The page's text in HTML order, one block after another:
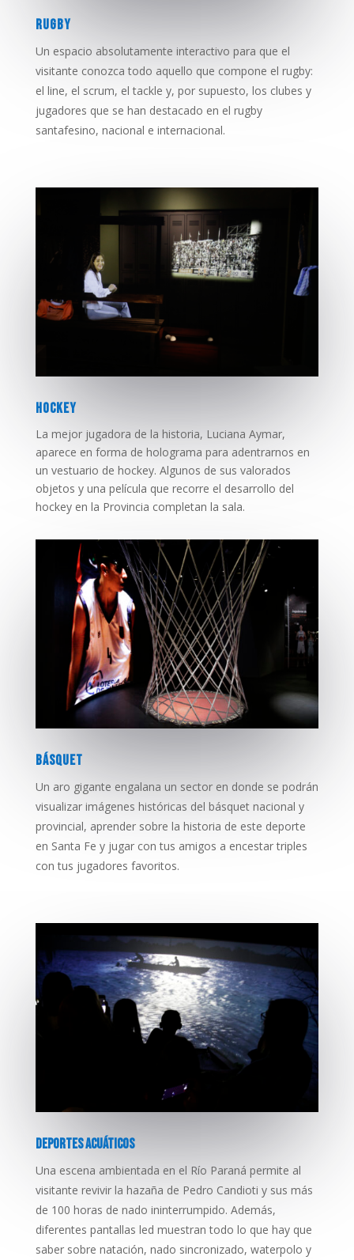
RUGBY
Un espacio absolutamente interactivo para que el
visitante conozca todo aquello que compone el rugby:
el line, el scrum, el tackle y, por supuesto, los clubes y
jugadores que se han destacado en el rugby
santafesino, nacional e internacional.
HOCKEY
La mejor jugadora de la historia, Luciana Aymar,
aparece en forma de holograma para adentrarnos en
un vestuario de hockey. Algunos de sus valorados
objetos y una película que recorre el desarrollo del
hockey en la Provincia completan la sala.
BÁSQUET
Un aro gigante engalana un sector en donde se podrán
visualizar imágenes históricas del básquet nacional y
provincial, aprender sobre la historia de este deporte
en Santa Fe y jugar con tus amigos a encestar triples
con tus jugadores favoritos.
DEPORTES ACUÁTICOS
Una escena ambientada en el Río Paraná permite al
visitante revivir la hazaña de Pedro Candioti y sus más
de 100 horas de nado ininterrumpido. Además,
diferentes pantallas led muestran todo lo que hay que
saber sobre natación, nado sincronizado, waterpolo y